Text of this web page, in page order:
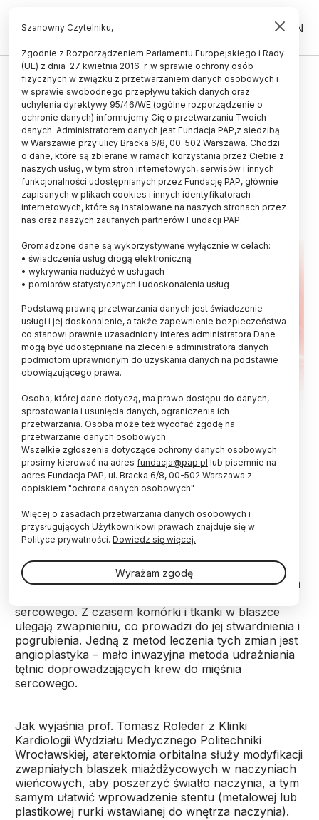
PL EN
ZDROWIE
Ekspert: aterektomia pozwala
zmodyfikować zwapniałe blaszki
miażdżycowe w naczyniach
wieńcowych
28.06.2025
aktualizacja: 28.06.2025
3 minuty czytania
Fot. Adobe Stock
Przy użyciu tzw. aterektomii orbitalnej można
zmodyfikować zwapniałe blaszki miażdżycowe
wewnątrz naczyń wieńcowych – wyjaśnia prof.
Tomasz Roleder. Ta metoda pozwala bezpiecznie
udrożnić tętnice w zaawansowanej chorobie
wieńcowej.
miażdżycy, czyli odkładania się blaszek
miażdżycowych w naczyniach krwionośnych, w tym
sercowego. Z czasem komórki i tkanki w blaszce
ulegają zwapnieniu, co prowadzi do jej stwardnienia i
pogrubienia. Jedną z metod leczenia tych zmian jest
angioplastyka – mało inwazyjna metoda udrażniania
tętnic doprowadzających krew do mięśnia
sercowego.
Jak wyjaśnia prof. Tomasz Roleder z Klinki
Kardiologii Wydziału Medycznego Politechniki
Wrocławskiej, aterektomia orbitalna służy modyfikacji
zwapniałych blaszek miażdżycowych w naczyniach
wieńcowych, aby poszerzyć światło naczynia, a tym
samym ułatwić wprowadzenie stentu (metalowej lub
plastikowej rurki wstawianej do wnętrza naczynia).
Szanowny Czytelniku,
Zgodnie z Rozporządzeniem Parlamentu Europejskiego i Rady
(UE) z dnia 27 kwietnia 2016 r. w sprawie ochrony osób
fizycznych w związku z przetwarzaniem danych osobowych i
w sprawie swobodnego przepływu takich danych oraz
uchylenia dyrektywy 95/46/WE (ogólne rozporządzenie o
ochronie danych) informujemy Cię o przetwarzaniu Twoich
danych. Administratorem danych jest Fundacja PAP,z siedzibą
w Warszawie przy ulicy Bracka 6/8, 00-502 Warszawa. Chodzi
o dane, które są zbierane w ramach korzystania przez Ciebie z
naszych usług, w tym stron internetowych, serwisów i innych
funkcjonalności udostępnianych przez Fundację PAP, głównie
zapisanych w plikach cookies i innych identyfikatorach
internetowych, które są instalowane na naszych stronach przez
nas oraz naszych zaufanych partnerów Fundacji PAP.
Gromadzone dane są wykorzystywane wyłącznie w celach:
• świadczenia usług drogą elektroniczną
• wykrywania nadużyć w usługach
• pomiarów statystycznych i udoskonalenia usług
Podstawą prawną przetwarzania danych jest świadczenie
usługi i jej doskonalenie, a także zapewnienie bezpieczeństwa
co stanowi prawnie uzasadniony interes administratora Dane
mogą być udostępniane na zlecenie administratora danych
podmiotom uprawnionym do uzyskania danych na podstawie
obowiązującego prawa.
Osoba, której dane dotyczą, ma prawo dostępu do danych,
sprostowania i usunięcia danych, ograniczenia ich
przetwarzania. Osoba może też wycofać zgodę na
przetwarzanie danych osobowych.
Wszelkie zgłoszenia dotyczące ochrony danych osobowych
prosimy kierować na adres fundacja@pap.pl lub pisemnie na
adres Fundacja PAP, ul. Bracka 6/8, 00-502 Warszawa z
dopiskiem "ochrona danych osobowych"
Więcej o zasadach przetwarzania danych osobowych i
przysługujących Użytkownikowi prawach znajduje się w
Polityce prywatności. Dowiedz się więcej.
Wyrażam zgodę